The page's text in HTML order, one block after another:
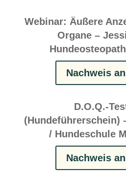
Webinar: Äußere
Organe –
Nachweis
D.O.Q.-
(Hundeführerschein)
/ Hundeschule
Nachweis